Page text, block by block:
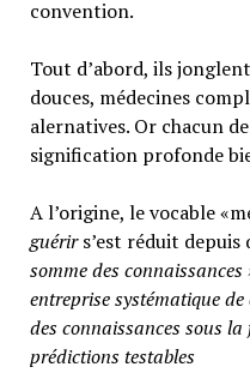
convention.
Tout d’abord, ils
douces, médecines
alernatives. Or chacun
signification profonde
A l’origine, le vocable
guérirs’est réduit depuis
somme des
entreprise systématique
des connaissances sous
prédictions testables